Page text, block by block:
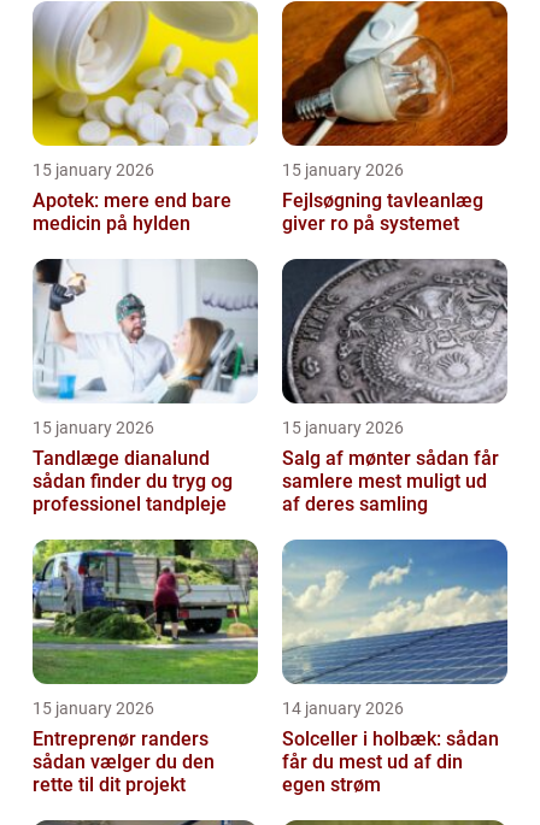
15 january 2026
Apotek: mere end bare
medicin på hylden
15 january 2026
Fejlsøgning tavleanlæg
giver ro på systemet
15 january 2026
Tandlæge dianalund
sådan finder du tryg og
professionel tandpleje
15 january 2026
Salg af mønter sådan får
samlere mest muligt ud
af deres samling
15 january 2026
Entreprenør randers
sådan vælger du den
rette til dit projekt
14 january 2026
Solceller i holbæk: sådan
får du mest ud af din
egen strøm